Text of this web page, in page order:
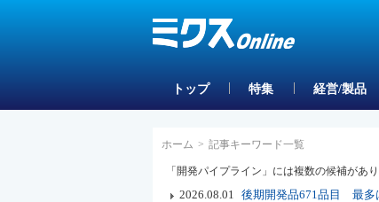
トップ 特集 経営/製品
ホーム > 記事キーワード一覧
「開発パイプライン」には複数の候補があり
2026.08.01 後期開発品671品目 最多